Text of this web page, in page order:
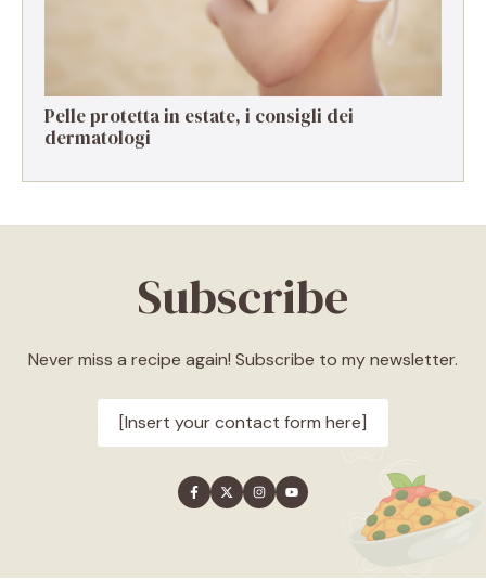
Pelle protetta in estate, i consigli dei
dermatologi
Subscribe
Never miss a recipe again! Subscribe to my newsletter.
[Insert your contact form here]